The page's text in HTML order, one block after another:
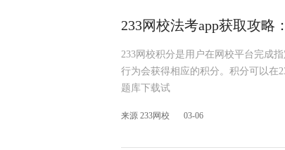
233网校法考app获取攻略
233网校积分是用户在网校平台完成
行为会获得相应的积分。积分可以在
题库下载试
来源 233网校 03-06